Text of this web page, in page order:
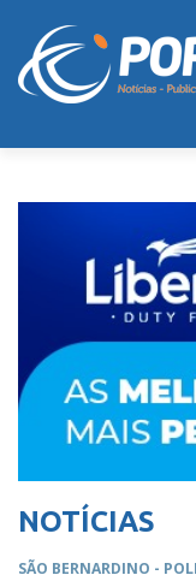
NOTÍCIAS
SÃO BERNARDINO -